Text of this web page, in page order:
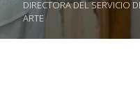
DIRECTORA DEL SERVICIO
ARTE